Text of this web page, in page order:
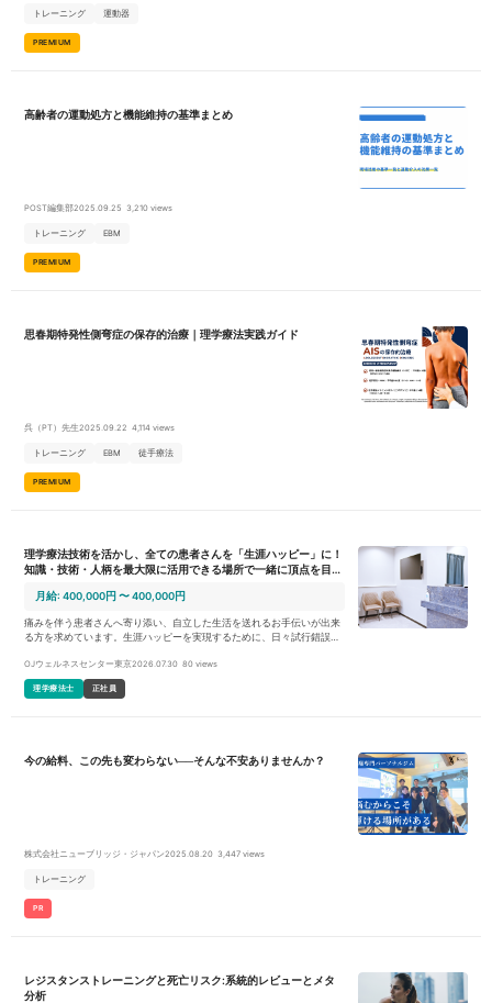
トレーニング 運動器
PREMIUM
高齢者の運動処方と機能維持の基準まとめ
POST編集部2025.09.25 3,210 views
トレーニング EBM
PREMIUM
思春期特発性側弯症の保存的治療｜理学療法実践ガイド
呉（PT）先生2025.09.22 4,114 views
トレーニング EBM 徒手療法
PREMIUM
理学療法技術を活かし、全ての患者さんを「生涯ハッピー」に！
知識・技術・人柄を最大限に活用できる場所で一緒に頂点を目指
月給: 400,000円 〜 400,000円
痛みを伴う患者さんへ寄り添い、自立した生活を送れるお手伝いが出来
る方を求めています。生涯ハッピーを実現するために、日々試行錯誤し
涯ハッピー」を実現できるようにあなたの力をお貸しください 理学療法
士としての役割は、単に運動療法を行うという事ではなく、全身を見て
いく立場で患者さんに向き合って頂きます。自身の技術や専門知識のみ
改善率を上げていけるような方を募集しております。 OJウェルネスセ
「腰痛治療効果100%」を目指しています！介護度をお持ちの患者様にも
ゼーション、独自の食事療法、美健幸プログラムの施術を介入すること
ちにしております患者様をひとりでも多く受け入れていきたいと考えて
でいただいております。 提携先のILC国際腰痛クリニック監修のもと、
椎間板変性や腰椎椎間板ヘルニアなどの起因となる症状を改善するにあ
OJウェルネスセンター東京2026.07.30 80 views
理学療法士 正社員
今の給料、この先も変わらない──そんな不安ありませんか？
株式会社ニューブリッジ・ジャパン2025.08.20 3,447 views
トレーニング
PR
レジスタンストレーニングと死亡リスク:系統的レビューとメタ
分析